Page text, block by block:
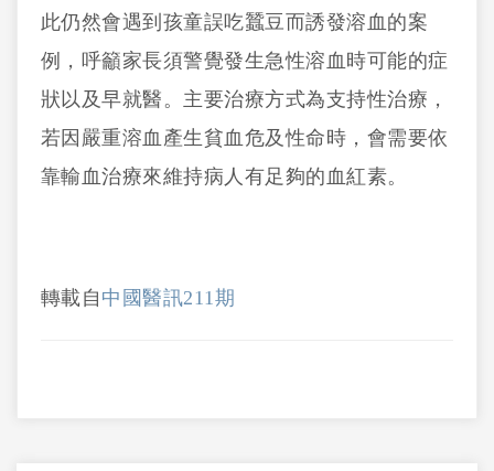
此仍然會遇到孩童誤吃蠶豆而誘發溶血的案
例，呼籲家長須警覺發生急性溶血時可能的症
狀以及早就醫。主要治療方式為支持性治療，
若因嚴重溶血產生貧血危及性命時，會需要依
靠輸血治療來維持病人有足夠的血紅素。
轉載自 中國醫訊211期